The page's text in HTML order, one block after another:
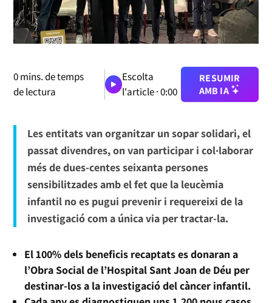
0mins. de temps
de lectura
Escolta
l'article ·0:00
RESUMIR
AMB IA
Les entitats van organitzar un sopar solidari, el
passat divendres, on van participar i col·laborar
més de dues-centes seixanta persones
sensibilitzades amb el fet que la leucèmia
infantil no es pugui prevenir i requereixi de la
investigació com a única via per tractar-la.
El 100% dels beneficis recaptats es donaran a
l’Obra Social de l’Hospital Sant Joan de Déu per
destinar-los a la investigació del càncer infantil.